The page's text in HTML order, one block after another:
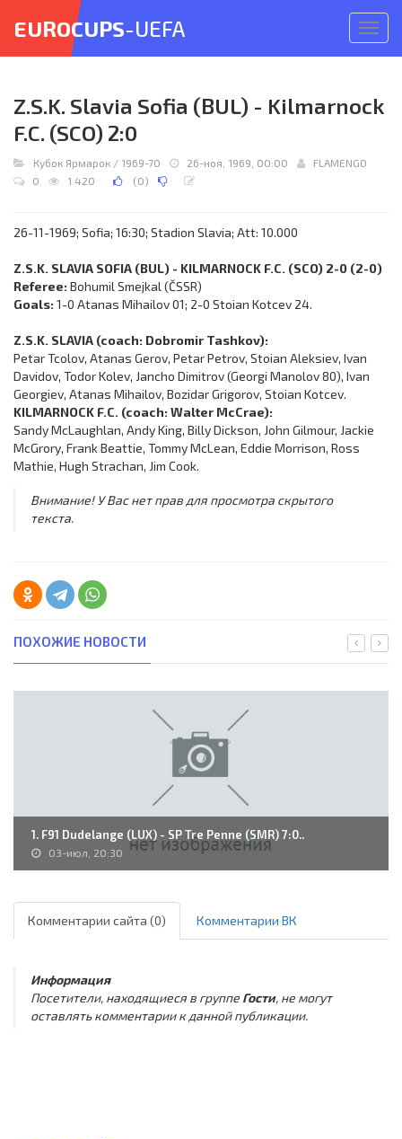
меню
EUROCUPS-UEFA
Z.S.K. Slavia Sofia (BUL) - Kilmarnock
F.C. (SCO) 2:0
Кубок Ярмарок / 1969-70 26-ноя, 1969, 00:00
FLAMENGO
0
1 420 (0)
26-11-1969; Sofia; 16:30; Stadion Slavia; Att: 10.000
Z.S.K. SLAVIA SOFIA (BUL) - KILMARNOCK F.C. (SCO) 2-0 (2-0)
Referee: Bohumil Smejkal (ČSSR)
Goals: 1-0 Atanas Mihailov 01; 2-0 Stoian Kotcev 24.
Z.S.K. SLAVIA (coach: Dobromir Tashkov):
Petar Tcolov, Atanas Gerov, Petar Petrov, Stoian Aleksiev, Ivan
Davidov, Todor Kolev, Jancho Dimitrov (Georgi Manolov 80), Ivan
Georgiev, Atanas Mihailov, Bozidar Grigorov, Stoian Kotcev.
KILMARNOCK F.C. (coach: Walter McCrae):
Sandy McLaughlan, Andy King, Billy Dickson, John Gilmour, Jackie
McGrory, Frank Beattie, Tommy McLean, Eddie Morrison, Ross
Mathie, Hugh Strachan, Jim Cook.
Внимание! У Вас нет прав для просмотра скрытого
текста.
ПОХОЖИЕ НОВОСТИ
1. F91 Dudelange (LUX) - SP Tre Penne (SMR) 7:0..
03-июл, 20:30
Комментарии сайта (0) Комментарии ВК
Информация
Посетители, находящиеся в группе Гости, не могут
оставлять комментарии к данной публикации.